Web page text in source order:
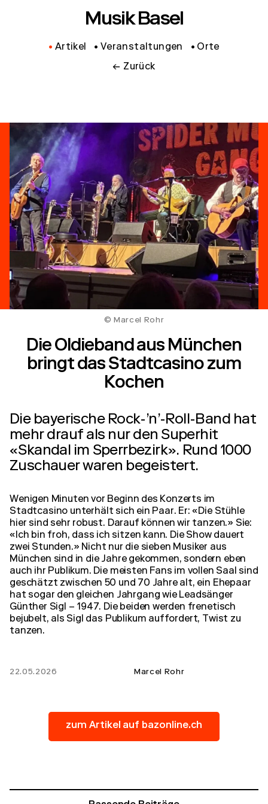
Musik Basel
Artikel Veranstaltungen Orte
← Zurück
© Marcel Rohr
Die Oldieband aus München
bringt das Stadtcasino zum
Kochen
Die bayerische Rock-’n’-Roll-Band hat
mehr drauf als nur den Superhit
«Skandal im Sperrbezirk». Rund 1000
Zuschauer waren begeistert.
Wenigen Minuten vor Beginn des Konzerts im
Stadtcasino unterhält sich ein Paar. Er: «Die Stühle
hier sind sehr robust. Darauf können wir tanzen.» Sie:
«Ich bin froh, dass ich sitzen kann. Die Show dauert
zwei Stunden.» Nicht nur die sieben Musiker aus
München sind in die Jahre gekommen, sondern eben
auch ihr Publikum. Die meisten Fans im vollen Saal sind
geschätzt zwischen 50 und 70 Jahre alt, ein Ehepaar
hat sogar den gleichen Jahrgang wie Leadsänger
Günther Sigl – 1947. Die beiden werden frenetisch
bejubelt, als Sigl das Publikum auffordert, Twist zu
tanzen.
22.05.2026 Marcel Rohr
zum Artikel auf bazonline.ch